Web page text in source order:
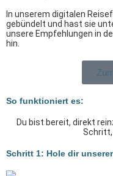
In unserem digitalen
gebündelt und hast sie
unsere Empfehlungen in
hin.
So funktioniert es:
Du bist bereit, direkt
Schritt 1: Hole dir